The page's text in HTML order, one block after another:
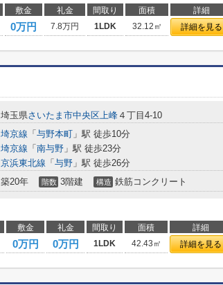
敷金 礼金 間取り 面積 詳細
0万円 7.8万円 1LDK 32.12㎡ 詳細を見る
埼玉県さいたま市中央区上峰 ４丁目4-10
埼京線 「 与野本町 」駅 徒歩10分
埼京線 「 南与野 」駅 徒歩23分
京浜東北線 「 与野 」駅 徒歩26分
築20年 階数 3階建 構造 鉄筋コンクリート
敷金 礼金 間取り 面積 詳細
0万円 0万円 1LDK 42.43㎡ 詳細を見る